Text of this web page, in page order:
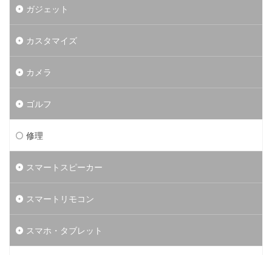
ガジェット
カスタマイズ
カメラ
ゴルフ
修理
スマートスピーカー
スマートリモコン
スマホ・タブレット